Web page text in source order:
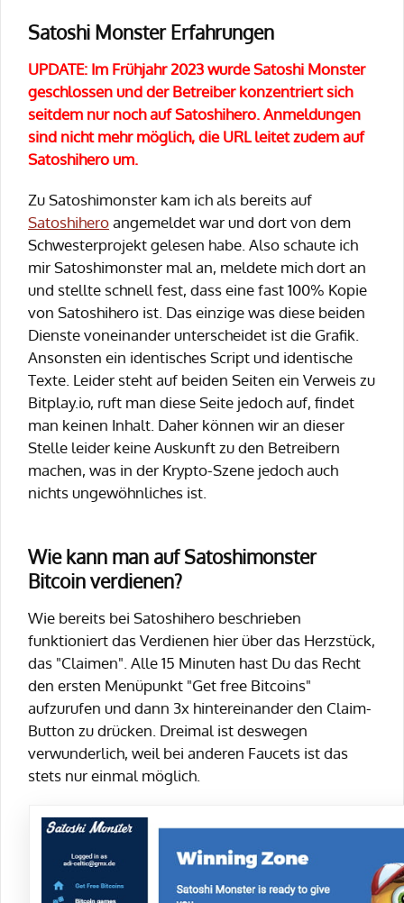
Satoshi Monster Erfahrungen
UPDATE: Im Frühjahr 2023 wurde Satoshi Monster
geschlossen und der Betreiber konzentriert sich
seitdem nur noch auf Satoshihero. Anmeldungen
sind nicht mehr möglich, die URL leitet zudem auf
Satoshihero um.
Zu Satoshimonster kam ich als bereits auf
Satoshiheroangemeldet war und dort von dem
Schwesterprojekt gelesen habe. Also schaute ich
mir Satoshimonster mal an, meldete mich dort an
und stellte schnell fest, dass eine fast 100% Kopie
von Satoshihero ist. Das einzige was diese beiden
Dienste voneinander unterscheidet ist die Grafik.
Ansonsten ein identisches Script und identische
Texte. Leider steht auf beiden Seiten ein Verweis zu
Bitplay.io, ruft man diese Seite jedoch auf, findet
man keinen Inhalt. Daher können wir an dieser
Stelle leider keine Auskunft zu den Betreibern
machen, was in der Krypto-Szene jedoch auch
nichts ungewöhnliches ist.
Wie kann man auf Satoshimonster
Bitcoin verdienen?
Wie bereits bei Satoshihero beschrieben
funktioniert das Verdienen hier über das Herzstück,
das "Claimen". Alle 15 Minuten hast Du das Recht
den ersten Menüpunkt "Get free Bitcoins"
aufzurufen und dann 3x hintereinander den Claim-
Button zu drücken. Dreimal ist deswegen
verwunderlich, weil bei anderen Faucets ist das
stets nur einmal möglich.